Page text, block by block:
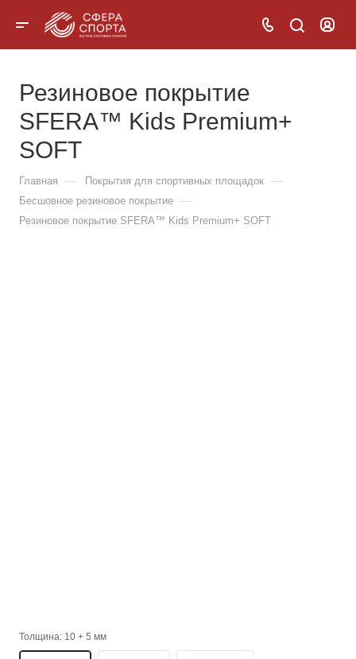
Резиновое покрытие
SFERA™ Kids Premium+
SOFT
Главная — Покрытия для спортивных площадок —
Бесшовное резиновое покрытие —
Резиновое покрытие SFERA™ Kids Premium+ SOFT
Толщина: 10 + 5 мм